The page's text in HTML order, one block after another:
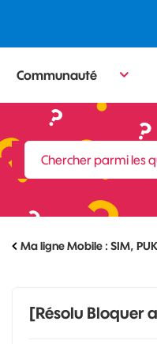
Communauté
Ma ligne Mobile : SIM,
[Résolu Bloquer